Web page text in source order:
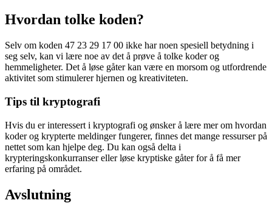
Hvordan tolke koden?
Selv om koden 47 23 29 17 00 ikke har noen spesiell betydning i
seg selv, kan vi lære noe av det å prøve å tolke koder og
hemmeligheter. Det å løse gåter kan være en morsom og utfordrende
aktivitet som stimulerer hjernen og kreativiteten.
Tips til kryptografi
Hvis du er interessert i kryptografi og ønsker å lære mer om hvordan
koder og krypterte meldinger fungerer, finnes det mange ressurser på
nettet som kan hjelpe deg. Du kan også delta i
krypteringskonkurranser eller løse kryptiske gåter for å få mer
erfaring på området.
Avslutning